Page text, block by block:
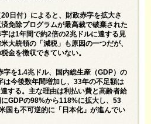
日付）によると、財政赤字を拡大さ
免除プログラムが最高裁で破棄された
は1年間で約2倍の2兆ドルに達する見
大統領の「減税」も原因の一つだが、
金を徴収できていない。
を1.4兆ドル、国内総生産（GDP）の
は今後数年間増加し、33年の不足額は
する。主な理由は利払い費と高齢者給
GDPの98%から118%に拡大し、53
国も不可逆的に「日本化」が進んでい